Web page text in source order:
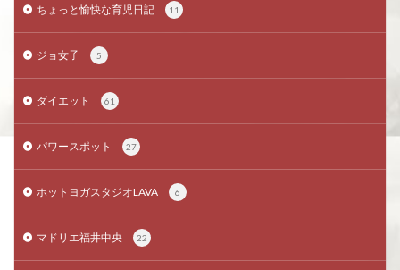
ちょっと愉快な育児日記 11
ジョ女子 5
ダイエット 61
パワースポット 27
ホットヨガスタジオLAVA 6
マドリエ福井中央 22